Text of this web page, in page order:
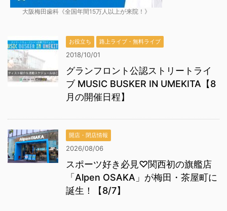
大阪梅田歯科《全国年間15万人以上が来院！》
お役立ち 路上ライブ・無料ライブ
2018/10/01
グランフロント公認ストリートライ
ブ MUSIC BUSKER IN UMEKITA【8
月の開催日程】
開店・閉店情報
2026/08/06
スポーツ好き必見♡関西初の旗艦店
「Alpen OSAKA」が梅田・茶屋町に
誕生！【8/7】